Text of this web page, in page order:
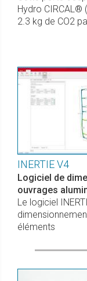
Hydro CIRCAL®
2.3 kg de CO2
INERTIE V4
Logiciel de
ouvrages
Le logiciel
éléments